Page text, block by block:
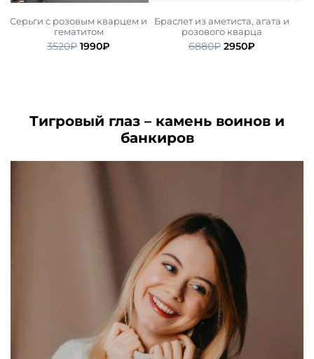
Серьги с розовым кварцем и
гематитом
3520₽ Первоначальная
1990₽
Браслет из аметиста, агата и
розового кварца
6880₽ Первоначальная
2950₽Текущая
Тигровый глаз – камень воинов и
банкиров